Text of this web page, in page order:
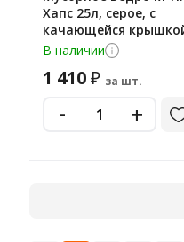
Хапс 25л, серое, с
качающейся
2472
В наличии
1 410₽ за шт.
- +